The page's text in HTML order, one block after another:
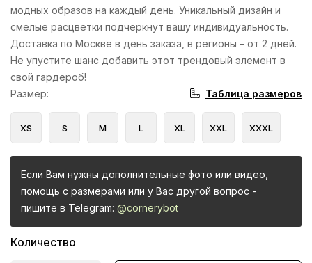
модных образов на каждый день. Уникальный дизайн и
смелые расцветки подчеркнут вашу индивидуальность.
Доставка по Москве в день заказа, в регионы – от 2 дней.
Не упустите шанс добавить этот трендовый элемент в
свой гардероб!
Размер: Таблица размеров
XS S M L XL XXL XXXL
Если Вам нужны дополнительные фото или видео,
помощь с размерами или у Вас другой вопрос -
пишите в Telegram: @cornerybot
Количество